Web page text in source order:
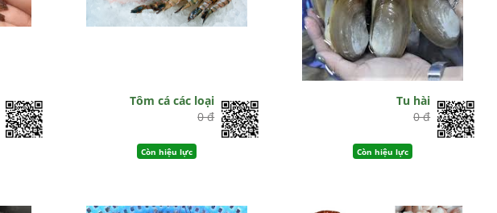
Tôm cá các loại
0 đ
Còn hiệu lực
Tu hài
0 đ
Còn hiệu lực